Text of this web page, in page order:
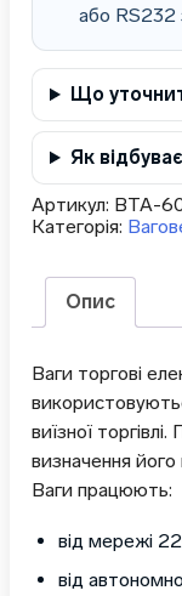
або RS232
Що
Як
Артикул: ВТА-
Категорія:
Опис
Ваги торгові
виїзної
визначення його
Ваги працюють:
від мережі
від